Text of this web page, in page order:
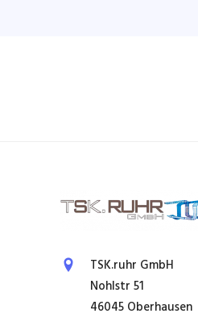
TSK.ruhr GmbH
Nohlstr 51
46045 Oberhausen